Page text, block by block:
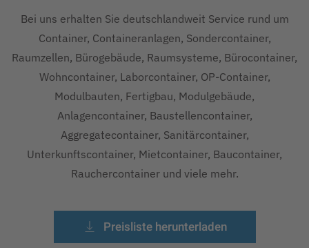
Bei uns erhalten Sie deutschlandweit Service rund um
Container, Containeranlagen, Sondercontainer,
Raumzellen, Bürogebäude, Raumsysteme, Bürocontainer,
Wohncontainer, Laborcontainer, OP-Container,
Modulbauten, Fertigbau, Modulgebäude,
Anlagencontainer, Baustellencontainer,
Aggregatecontainer, Sanitärcontainer,
Unterkunftscontainer, Mietcontainer, Baucontainer,
Rauchercontainer und viele mehr.
Preisliste herunterladen